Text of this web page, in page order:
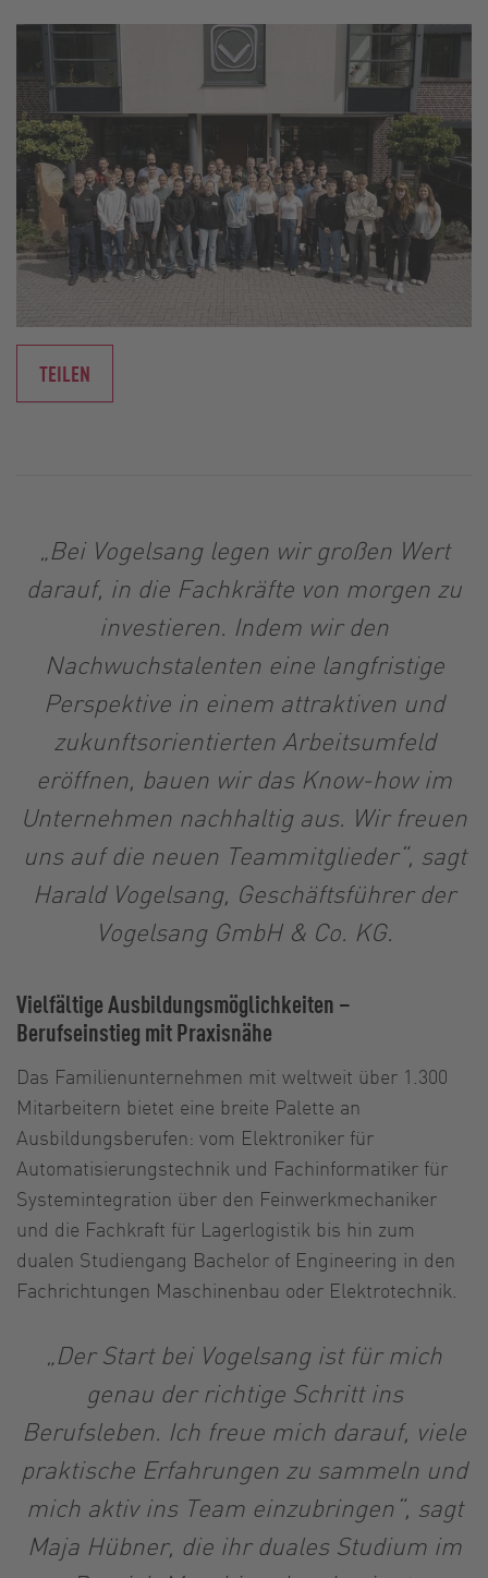
TEILEN
„Bei Vogelsang legen wir großen Wert
darauf, in die Fachkräfte von morgen zu
investieren. Indem wir den
Nachwuchstalenten eine langfristige
Perspektive in einem attraktiven und
zukunftsorientierten Arbeitsumfeld
eröffnen, bauen wir das Know-how im
Unternehmen nachhaltig aus. Wir freuen
uns auf die neuen Teammitglieder“, sagt
Harald Vogelsang, Geschäftsführer der
Vogelsang GmbH & Co. KG.
Vielfältige Ausbildungsmöglichkeiten –
Berufseinstieg mit Praxisnähe
Das Familienunternehmen mit weltweit über 1.300
Mitarbeitern bietet eine breite Palette an
Ausbildungsberufen: vom Elektroniker für
Automatisierungstechnik und Fachinformatiker für
Systemintegration über den Feinwerkmechaniker
und die Fachkraft für Lagerlogistik bis hin zum
dualen Studiengang Bachelor of Engineering in den
Fachrichtungen Maschinenbau oder Elektrotechnik.
„Der Start bei Vogelsang ist für mich
genau der richtige Schritt ins
Berufsleben. Ich freue mich darauf, viele
praktische Erfahrungen zu sammeln und
mich aktiv ins Team einzubringen“, sagt
Maja Hübner, die ihr duales Studium im